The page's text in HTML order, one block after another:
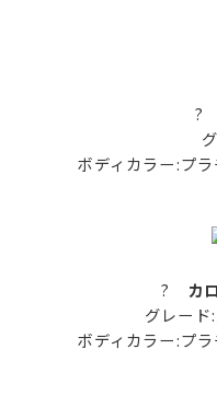
?
ボディカラー:プ
? カ
グレー
ボディカラー:プ